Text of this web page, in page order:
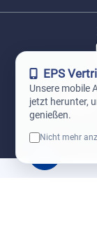
EPS
Unsere mobile
jetzt herunter,
genießen.
Nicht mehr